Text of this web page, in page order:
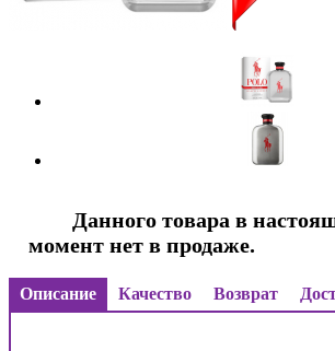
Данного товара в
момент нет в продаже.
Описание Качество Возврат